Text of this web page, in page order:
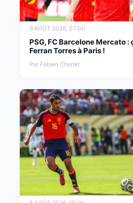
9 AOÛT 2026, 07:00
PSG, FC Barcelone Mercato :
Ferran Torres à Paris !
Par Fabien Chorlet